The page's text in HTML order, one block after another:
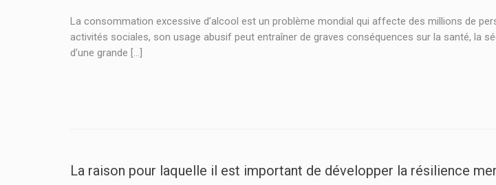
La consommation excessive d’alcool est un problème mondial qui affecte des millions de
activités sociales, son usage abusif peut entraîner de graves conséquences sur la santé, la
d’une grande […]
La raison pour laquelle il est important de développer la résilience